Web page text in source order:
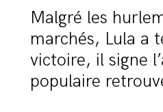
Malgré les
marchés, Lula a
victoire, il signe
populaire